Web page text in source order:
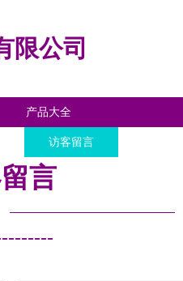
限公司
产品大全
访客留言
言